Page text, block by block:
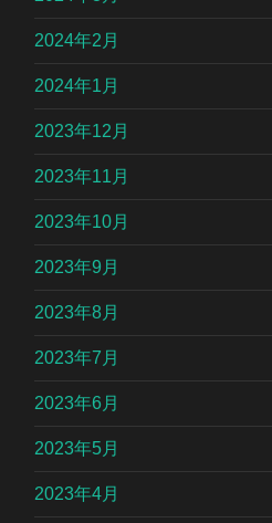
2024年2月
2024年1月
2023年12月
2023年11月
2023年10月
2023年9月
2023年8月
2023年7月
2023年6月
2023年5月
2023年4月